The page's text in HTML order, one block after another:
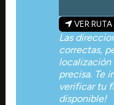
VER
Las
correctas,
localización
precisa. Te
verificar tu
disponible!